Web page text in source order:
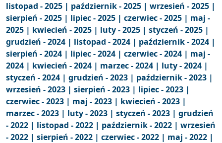
listopad - 2025 | październik - 2025 | wrzesień - 2025 |
sierpień - 2025 | lipiec - 2025 | czerwiec - 2025 | maj -
2025 | kwiecień - 2025 | luty - 2025 | styczeń - 2025 |
grudzień - 2024 | listopad - 2024 | październik - 2024 |
sierpień - 2024 | lipiec - 2024 | czerwiec - 2024 | maj -
2024 | kwiecień - 2024 | marzec - 2024 | luty - 2024 |
styczeń - 2024 | grudzień - 2023 | październik - 2023 |
wrzesień - 2023 | sierpień - 2023 | lipiec - 2023 |
czerwiec - 2023 | maj - 2023 | kwiecień - 2023 |
marzec - 2023 | luty - 2023 | styczeń - 2023 | grudzień
- 2022 | listopad - 2022 | październik - 2022 | wrzesień
- 2022 | sierpień - 2022 | czerwiec - 2022 | maj - 2022 |